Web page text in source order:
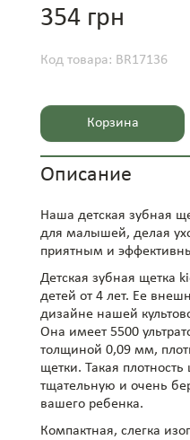
354 грн
Код товара: BR17136
Корзина
Описание
Наша детская зубная
для малышей, делая
приятным и
Детская зубная щетка
детей от 4 лет. Ее
дизайне нашей
Она имеет 5500
толщиной 0,09 мм,
щетки. Такая
тщательную и очень
вашего ребенка.
Компактная, слегка